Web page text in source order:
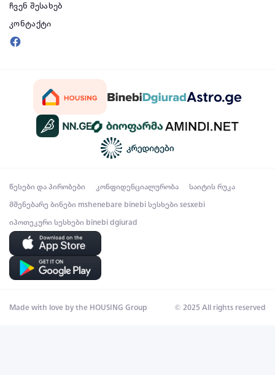
ჩვენ შესახებ
კონტაქტი
წესები და პირობები კონფიდენციალურობა საიტის რუკა
მშენებარე ბინები mshenebare binebi სესხები sesxebi
იპოთეკური სესხები binebi dgiurad
Made with love by the HOUSING Group © 2025 All rights reserved